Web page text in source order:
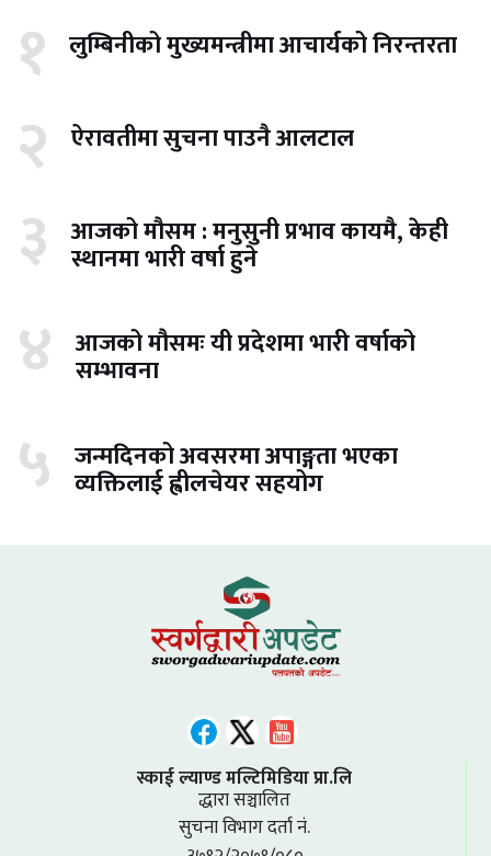
१ लुम्बिनीको मुख्यमन्त्रीमा आचार्यको निरन्तरता
२ ऐरावतीमा सुचना पाउनै आलटाल
३ आजको मौसम : मनुसुनी प्रभाव कायमै, केही
स्थानमा भारी वर्षा हुने
४ आजको मौसमः यी प्रदेशमा भारी वर्षाको
सम्भावना
५ जन्मदिनको अवसरमा अपाङ्गता भएका
व्यक्तिलाई ह्वीलचेयर सहयोग
स्काई ल्याण्ड मल्टिमिडिया प्रा.लि
द्धारा सञ्चालित
सुचना विभाग दर्ता नं.